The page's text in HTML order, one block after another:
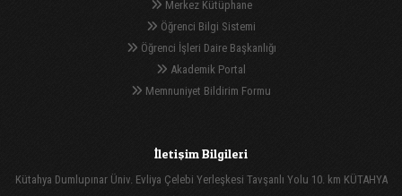
Merkez Kütüphane
Öğrenci Bilgi Sistemi
Öğrenci İşleri Daire Başkanlığı
Akademik Portal
Memnuniyet Bildirim Formu
İletişim Bilgileri
Kütahya Dumlupınar Üniv. Evliya Çelebi Yerleşkesi Tavşanlı Yolu 10. km KÜTAHYA